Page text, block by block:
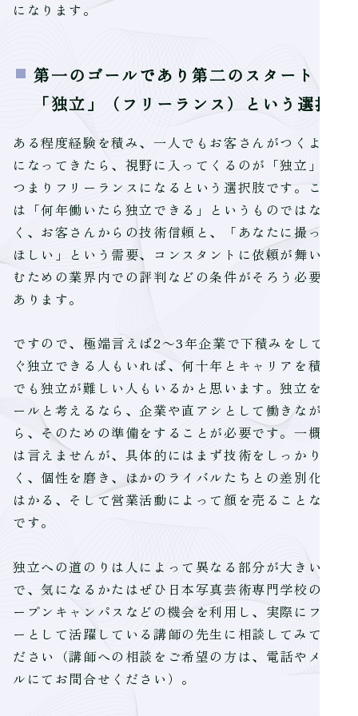
になります。
第一のゴールであり第二のスタート
「独立」（フリーランス）という選択
ある程度経験を積み、一人でもお客さんがつくよう
になってきたら、視野に入ってくるのが「独立」、
つまりフリーランスになるという選択肢です。これ
は「何年働いたら独立できる」というものではな
く、お客さんからの技術信頼と、「あなたに撮って
ほしい」という需要、コンスタントに依頼が舞い込
むための業界内での評判などの条件がそろう必要が
あります。
ですので、極端言えば2～3年企業で下積みをしてす
ぐ独立できる人もいれば、何十年とキャリアを積ん
でも独立が難しい人もいるかと思います。独立をゴ
ールと考えるなら、企業や直アシとして働きなが
ら、そのための準備をすることが必要です。一概に
は言えませんが、具体的にはまず技術をしっかり磨
く、個性を磨き、ほかのライバルたちとの差別化を
はかる、そして営業活動によって顔を売ることなど
です。
独立への道のりは人によって異なる部分が大きいの
で、気になるかたはぜひ日本写真芸術専門学校のオ
ープンキャンパスなどの機会を利用し、実際にフリ
ーとして活躍している講師の先生に相談してみてく
ださい（講師への相談をご希望の方は、電話やメー
ルにてお問合せください）。